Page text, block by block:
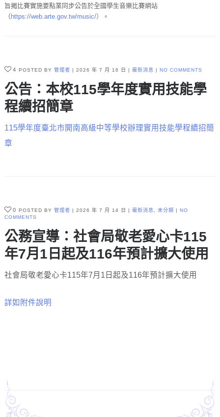
旨揭比賽實施要點業同步公告於全國學生音樂比賽網站
（ https://web.arte.gov.tw/music/） 。
4 POSTED BY 管理者 2026 年 7 月 16 日 最新消息 NO COMMENTS
公告：本校115學年度實用技能學
程續招簡章
115學年度臺北市開南高級中等學校辦理實用技能學程續招簡
章
0 POSTED BY 管理者 2026 年 7 月 14 日 最新消息 未分類
NO
COMMENTS
公務宣導：社會局敬老愛心卡115
年7月1日起及116年預計擴大使用
社會局敬老愛心卡115年7月1日起及116年預計擴大使用
詳如附件說明